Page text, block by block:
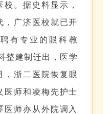
。据史料显示，
，广济医校就已开
有专业的眼科教
整建制迁出，医学
，浙二医院恢复眼
医师和凌梅先护士
医师亦从外院调入